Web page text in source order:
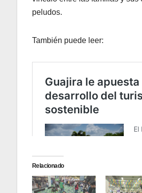
peludos.
También puede leer:
Relacionado